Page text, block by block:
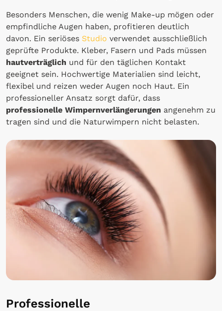
Besonders Menschen, die wenig Make-up mögen oder
empfindliche Augen haben, profitieren deutlich
davon. Ein seriöses Studio verwendet ausschließlich
geprüfte Produkte. Kleber, Fasern und Pads müssen
hautverträglich und für den täglichen Kontakt
geeignet sein. Hochwertige Materialien sind leicht,
flexibel und reizen weder Augen noch Haut. Ein
professioneller Ansatz sorgt dafür, dass
professionelle Wimpernverlängerungen angenehm zu
tragen sind und die Naturwimpern nicht belasten.
Professionelle